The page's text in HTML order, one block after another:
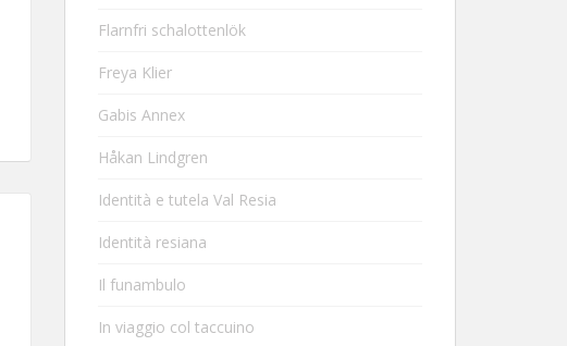
Flarnfri schalottenlök
Freya Klier
Gabis Annex
Håkan Lindgren
Identità e tutela Val Resia
Identità resiana
Il funambulo
In viaggio col taccuino